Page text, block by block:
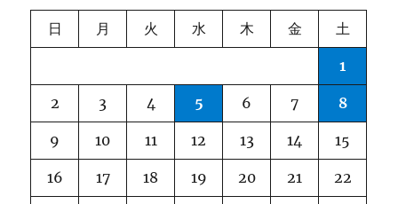
日 月 火 水 木 金 土
1
2 3 4 5 6 7 8
9 10 11 12 13 14 15
16 17 18 19 20 21 22